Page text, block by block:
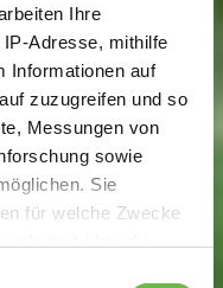
Ihre
Adresse, mithilfe
Informationen auf
zuzugreifen und so
Messungen von
sowie
Sie
für welche Zwecke